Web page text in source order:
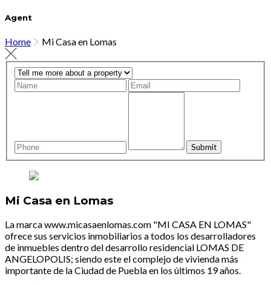
Agent
Home Mi Casa en Lomas
Mi Casa en Lomas
La marca www.micasaenlomas.com "MI CASA EN LOMAS"
ofrece sus servicios inmobiliarios a todos los desarrolladores
de inmuebles dentro del desarrollo residencial LOMAS DE
ANGELOPOLIS; siendo este el complejo de vivienda más
importante de la Ciudad de Puebla en los últimos 19 años.